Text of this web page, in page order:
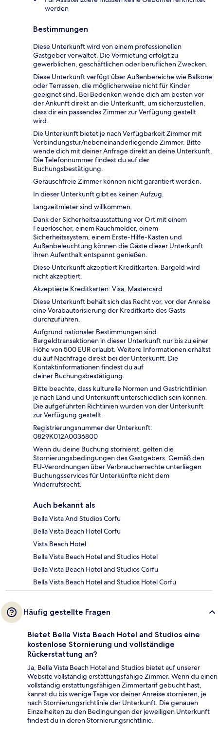
werden
Bestimmungen
Diese Unterkunft wird von einem professionellen
Gastgeber verwaltet. Die Vermietung erfolgt zu
gewerblichen, geschäftlichen oder beruflichen Zwecken.
Diese Unterkunft verfügt über Außenbereiche wie Balkone
oder Terrassen, die möglicherweise nicht für Kinder
geeignet sind. Bei Bedenken wende dich am besten vor
der Ankunft direkt an die Unterkunft, um sicherzustellen,
dass dir ein passendes Zimmer zur Verfügung gestellt
wird.
Die Unterkunft bietet je nach Verfügbarkeit Zimmer mit
Verbindungstür/nebeneinanderliegende Zimmer. Bitte
wende dich mit deiner Anfrage direkt an deine Unterkunft.
Die Telefonnummer findest du auf der
Buchungsbestätigung.
Geräuschfreie Zimmer können nicht garantiert werden.
In dieser Unterkunft gibt es keinen Aufzug.
Langzeitmieter sind willkommen.
Dank der Sicherheitsausstattung vor Ort mit einem
Feuerlöscher, einem Rauchmelder, einem
Sicherheitssystem, einem Erste-Hilfe-Kasten und
Außenbeleuchtung können die Gäste dieser Unterkunft
ihren Aufenthalt entspannt genießen.
Diese Unterkunft akzeptiert Kreditkarten. Bargeld wird
nicht akzeptiert.
Akzeptierte Kreditkarten: Visa, Mastercard
Diese Unterkunft behält sich das Recht vor, vor der Anreise
eine Vorabautorisierung der Kreditkarte des Gasts
durchzuführen.
Aufgrund nationaler Bestimmungen sind
Bargeldtransaktionen in dieser Unterkunft nur bis zu einer
Höhe von 500 EUR erlaubt. Weitere Informationen erhältst
du auf Nachfrage direkt bei der Unterkunft. Die
Kontaktinformationen findest du auf
deiner Buchungsbestätigung.
Bitte beachte, dass kulturelle Normen und Gastrichtlinien
je nach Land und Unterkunft unterschiedlich sein können.
Die aufgeführten Richtlinien wurden von der Unterkunft
zur Verfügung gestellt.
Registrierungsnummer der Unterkunft:
0829Κ012A0036800
Wenn du deine Buchung stornierst, gelten die
Stornierungsbedingungen des Gastgebers. Gemäß den
EU-Verordnungen über Verbraucherrechte unterliegen
Buchungsservices für Unterkünfte nicht dem
Widerrufsrecht.
Auch bekannt als
Bella Vista And Studios Corfu
Bella Vista Beach Hotel Corfu
Vista Beach Hotel
Bella Vista Beach Hotel and Studios Hotel
Bella Vista Beach Hotel and Studios Corfu
Bella Vista Beach Hotel and Studios Hotel Corfu
Häufig gestellte Fragen
Bietet Bella Vista Beach Hotel and Studios eine
kostenlose Stornierung und vollständige
Rückerstattung an?
Ja, Bella Vista Beach Hotel and Studios bietet auf unserer
Website vollständig erstattungsfähige Zimmer. Wenn du einen
vollständig erstattungsfähigen Zimmertarif gebucht hast,
kannst du bis wenige Tage vor deiner Anreise stornieren, je
nach Stornierungsrichtlinie der Unterkunft. Die genauen
Einzelheiten zu den Bedingungen der jeweiligen Unterkunft
findest du in deren Stornierungsrichtlinie.